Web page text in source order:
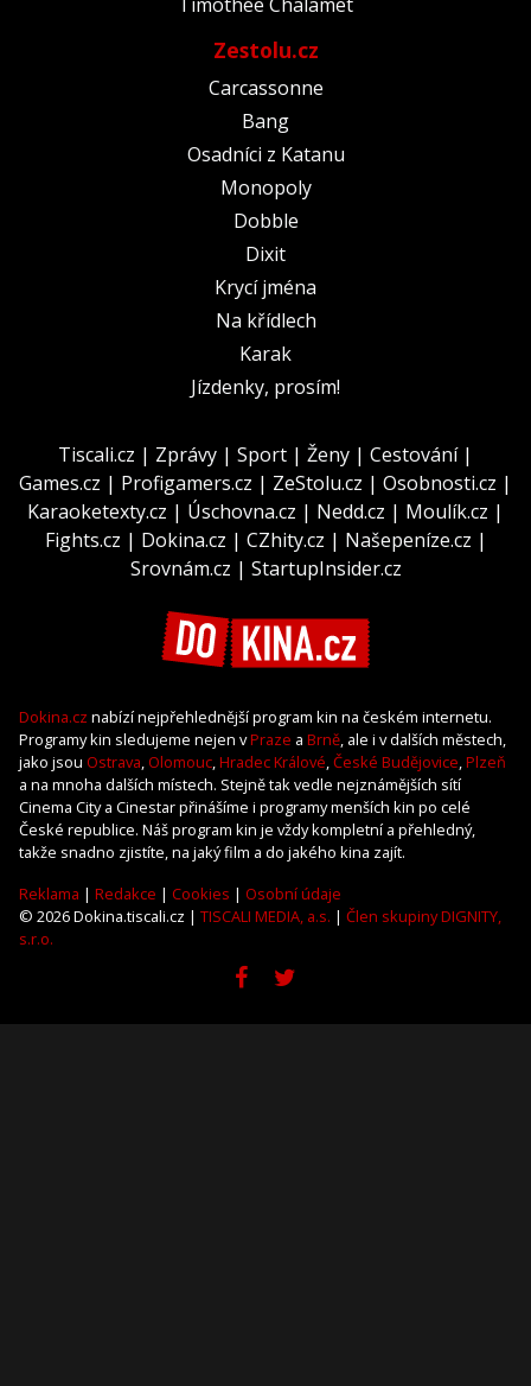
Zestolu.cz
Carcassonne
Bang
Osadníci z Katanu
Monopoly
Dobble
Dixit
Krycí jména
Na křídlech
Karak
Jízdenky, prosím!
Tiscali.cz | Zprávy | Sport | Ženy | Cestování|
Games.cz | Profigamers.cz | ZeStolu.cz | Osobnosti.cz |
Karaoketexty.cz | Úschovna.cz | Nedd.cz | Moulík.cz |
Fights.cz | Dokina.cz | CZhity.cz | Našepeníze.cz |
Srovnám.cz | StartupInsider.cz
Dokina.cz nabízí nejpřehlednější program kin na českém internetu.
Programy kin sledujeme nejen vPraze a Brně, ale i v dalších městech,
jako jsou Ostrava, Olomouc,Hradec Králové,České Budějovice,Plzeň
a na mnoha dalších místech. Stejně tak vedle nejznámějších sítí
Cinema City a Cinestar přinášíme i programy menších kin po celé
České republice. Náš program kin je vždy kompletní a přehledný,
takže snadno zjistíte, na jaký film a do jakého kina zajít.
Reklama | Redakce | Cookies | Osobní údaje
© 2026 Dokina.tiscali.cz | TISCALI MEDIA, a.s. | Člen skupiny DIGNITY,
s.r.o.